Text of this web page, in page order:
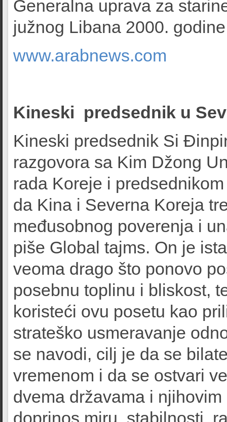
Generalna uprava za
južnog Libana 2000.
www.arabnews.com
Kineski predsednik u
Kineski predsednik Si
razgovora sa Kim Džong
rada Koreje i
da Kina i Severna Koreja
međusobnog poverenja i
piše Global tajms. On je
veoma drago što ponovo
posebnu toplinu i bliskost,
koristeći ovu posetu kao
strateško usmeravanje
se navodi, cilj je da se
vremenom i da se ostvari
dvema državama i
doprinos miru, stabilnosti,